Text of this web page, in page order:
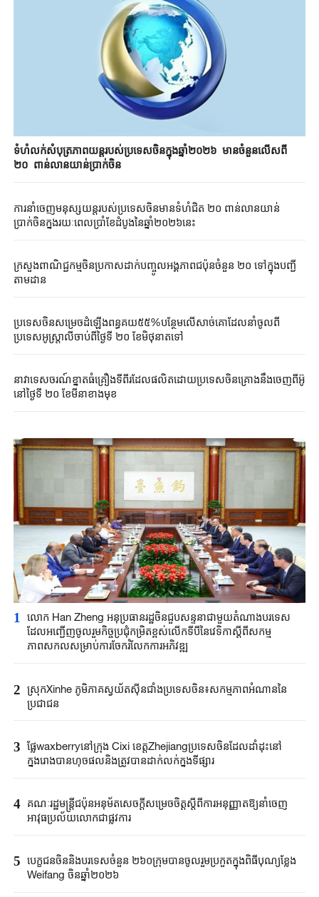
ទំហំ​​លក់​សំបុត្រ​ភាពយន្ត​របស់​ប្រទេស​ចិនក្នុង​​ឆ្នាំ២០២៦​ មាន​ចំនួន​​លើស​ពី
២០ ពាន់​លាន​យាន់​ប្រាក់​ចិន​
ការនាំចេញមនុស្សយន្តរបស់ប្រទេសចិនមានទំហំជិត ២០ ពាន់លានយាន់
ប្រាក់ចិនក្នុងរយៈពេលប្រាំខែដំបូងនៃឆ្នាំ២០២៦នេះ
ក្រសួងពាណិជ្ជកម្មចិន​ប្រកាសដាក់​បញ្ចូល​អង្គភាពជប៉ុនចំនួន ២០ ទៅក្នុងបញ្ជី
តាមដាន
ប្រទេសចិនសម្រេចដំឡើងពន្ធគយ៥៥%បន្ថែមលើសាច់គោដែលនាំចូលពី
ប្រទេសអូស្ត្រាលីចាប់ពីថ្ងៃទី ២០ ខែមិថុនាតទៅ
នាវាទេសចរណ៍ខ្នាតធំគ្រឿងទីពីរដែលផលិតដោយប្រទេសចិនគ្រោងនឹងចេញពីអ៊ូ
នៅថ្ងៃទី ២០ ខែមីនាខាងមុខ
1 លោក Han Zheng អនុប្រធានរដ្ឋចិនជួបសន្ទនាជាមួយតំណាងបរទេស
ដែលអញ្ជើញចូលរួមកិច្ចប្រជុំកម្រិតខ្ពស់លើកទីបីនៃវេទិកាស្តីពីសកម្ម
ភាពសកលសម្រាប់ការចែករំលែកការអភិវឌ្ឍ
2 ស្រុកXinhe ភូមិភាគស្វយ័តស៊ីនជាំងប្រទេស​ចិន​៖សកម្មភាពអំណាននៃ
ប្រជាជន
3 ផ្លែ‌waxberryនៅក្រុង Cixi ខេត្តZhejiangប្រទេស​ចិនដែលដាំដុះនៅ
ក្នុងរោងបានហុចផលនិងត្រូវបានដាក់លក់ក្នុងទីផ្សារ
4 គណៈរដ្ឋមន្ត្រីជប៉ុនអនុម័តសេចក្តីសម្រេចចិត្តស្តីពីការអនុញ្ញាតឱ្យនាំចេញ
អាវុធប្រល័យលោកជាផ្លូវការ
5 បេក្ខជនចិននិងបរទេសចំនួន ២៦០ក្រុមបានចូលរួមប្រកួតក្នុងពិធីបុណ្យខ្លែង
Weifang ចិនឆ្នាំ២០២៦